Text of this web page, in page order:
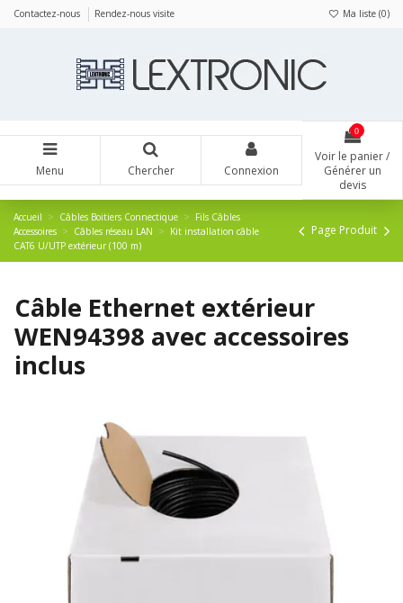
Contactez-nous Rendez-nous visite Ma liste (0)
Menu Chercher Connexion
0
Voir le panier /
Générer un
devis
Accueil Câbles Boitiers Connectique
Fils Câbles
Accessoires
Câbles réseau LAN
Kit installation câble
CAT6 U/UTP extérieur (100 m)
Page Produit
Câble Ethernet extérieur
WEN94398 avec accessoires
inclus
Panneau de gestion des cookies